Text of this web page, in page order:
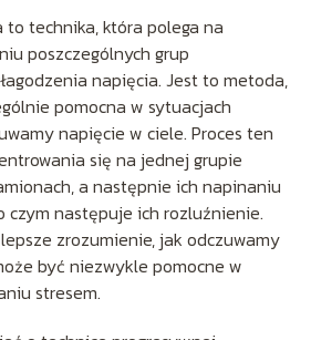
to technika, która polega na
poszczególnych grup
napięcia. Jest to metoda,
pomocna w sytuacjach
napięcie w ciele. Proces ten
się na jednej grupie
a następnie ich napinaniu
czym następuje ich rozluźnienie.
zrozumienie, jak odczuwamy
być niezwykle pomocne w
stresem.